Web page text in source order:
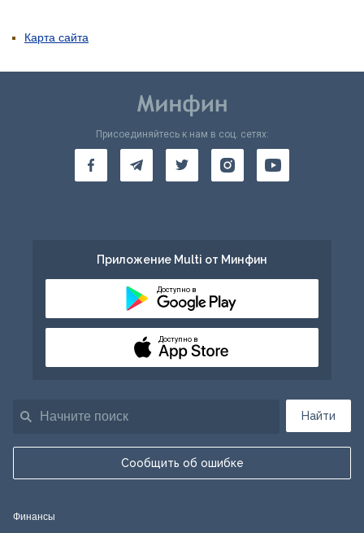
Карта сайта
Найти
Сообщить об ошибке
Присоединяйтесь к нам в соц. сетях:
Приложение Multi от Минфин
Доступно в
Доступно в
Финансы